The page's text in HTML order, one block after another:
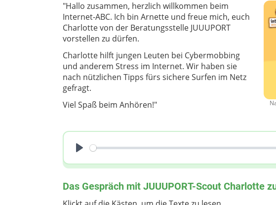
"Hallo zusammen, herzlich willkommen beim
Internet-ABC. Ich bin Arnette und freue mich, euch
Charlotte von der Beratungsstelle JUUUPORT
vorstellen zu dürfen.
Charlotte hilft jungen Leuten bei Cybermobbing
und anderem Stress im Internet. Wir haben sie
nach nützlichen Tipps fürs sichere Surfen im Netz
gefragt.
Viel Spaß beim Anhören!"
Das Gespräch mit JUUUPORT-Scout Charlotte